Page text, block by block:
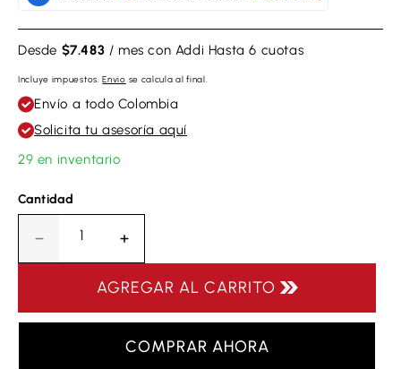
Desde $7.483 / mes con Addi Hasta 6 cuotas
Incluye impuestos.Envio se calcula al final.
Envío a todo Colombia
Solicita tu asesoría aquí
29 en inventario
Cantidad
Disminuir
cantidad
de
Entrenamiento
Aumentar
la
cantidad
Guantes
de
Entrenamiento
AGREGAR AL CARRITO
COMPRAR AHORA